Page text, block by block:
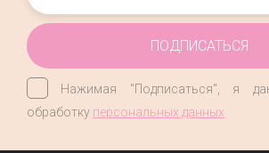
Нажимая "Подписаться", я
обработку персональных данных
ПОДПИСАТЬСЯ